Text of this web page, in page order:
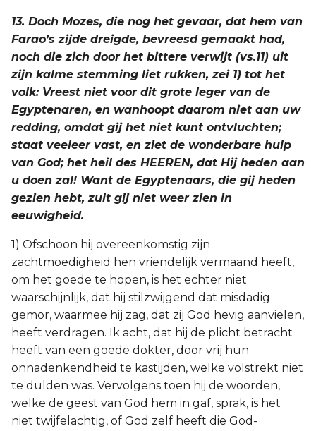
13. Doch Mozes, die nog het gevaar, dat hem van
Farao’s zijde dreigde, bevreesd gemaakt had,
noch die zich door het bittere verwijt (vs.11) uit
zijn kalme stemming liet rukken, zei 1) tot het
volk: Vreest niet voor dit grote leger van de
Egyptenaren, en wanhoopt daarom niet aan uw
redding, omdat gij het niet kunt ontvluchten;
staat veeleer vast, en ziet de wonderbare hulp
van God; het heil des HEEREN, dat Hij heden aan
u doen zal! Want de Egyptenaars, die gij heden
gezien hebt, zult gij niet weer zien in
eeuwigheid.
1) Ofschoon hij overeenkomstig zijn
zachtmoedigheid hen vriendelijk vermaand heeft,
om het goede te hopen, is het echter niet
waarschijnlijk, dat hij stilzwijgend dat misdadig
gemor, waarmee hij zag, dat zij God hevig aanvielen,
heeft verdragen. Ik acht, dat hij de plicht betracht
heeft van een goede dokter, door vrij hun
onnadenkendheid te kastijden, welke volstrekt niet
te dulden was. Vervolgens toen hij de woorden,
welke de geest van God hem in gaf, sprak, is het
niet twijfelachtig, of God zelf heeft die God-